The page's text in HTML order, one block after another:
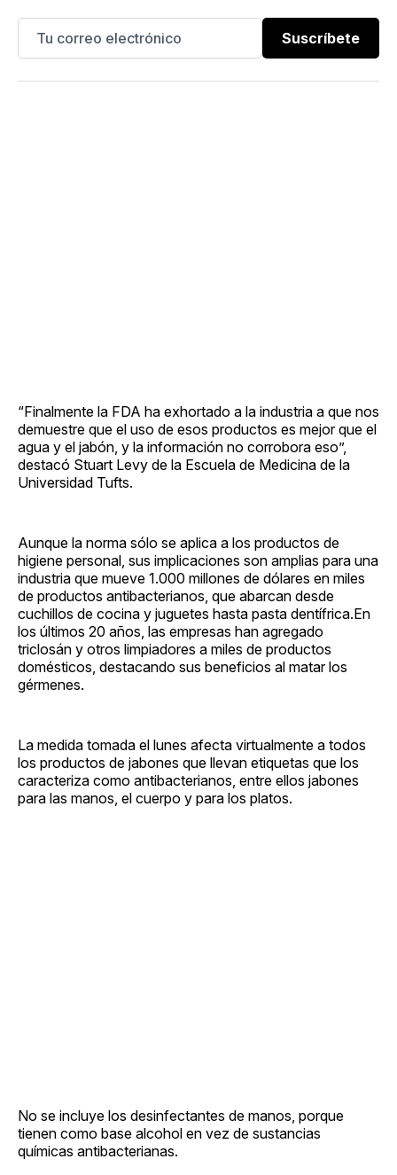
Suscríbete
“Finalmente la FDA ha exhortado a la industria a que nos
demuestre que el uso de esos productos es mejor que el
agua y el jabón, y la información no corrobora eso”,
destacó Stuart Levy de la Escuela de Medicina de la
Universidad Tufts.
Aunque la norma sólo se aplica a los productos de
higiene personal, sus implicaciones son amplias para una
industria que mueve 1.000 millones de dólares en miles
de productos antibacterianos, que abarcan desde
cuchillos de cocina y juguetes hasta pasta dentífrica.En
los últimos 20 años, las empresas han agregado
triclosán y otros limpiadores a miles de productos
domésticos, destacando sus beneficios al matar los
gérmenes.
La medida tomada el lunes afecta virtualmente a todos
los productos de jabones que llevan etiquetas que los
caracteriza como antibacterianos, entre ellos jabones
para las manos, el cuerpo y para los platos.
No se incluye los desinfectantes de manos, porque
tienen como base alcohol en vez de sustancias
químicas antibacterianas.